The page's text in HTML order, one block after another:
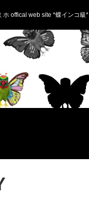
ホ offical web site *蝶インコ級*